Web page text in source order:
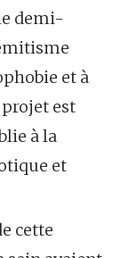
demi-
et à
est
à la
et
cette